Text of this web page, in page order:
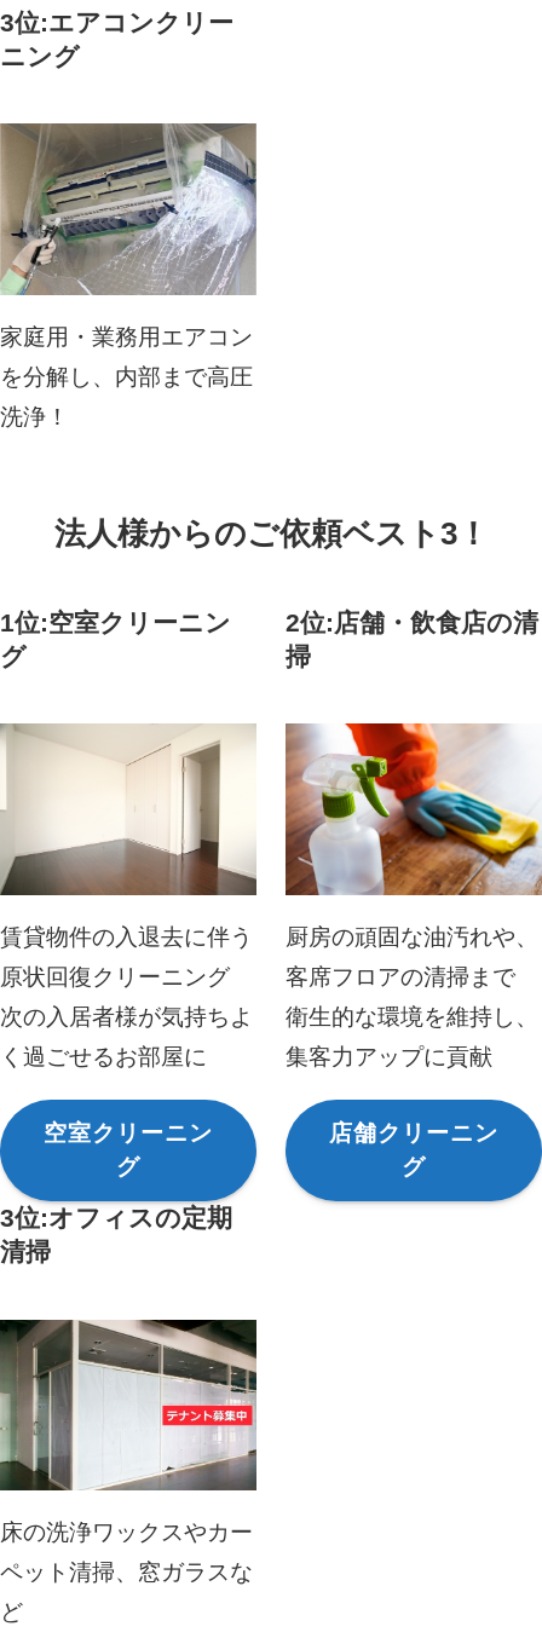
3位:エアコンクリー
ニング
家庭用・業務用エアコン
を分解し、内部まで高圧
洗浄！
法人様からのご依頼ベスト3！
1位:空室クリーニン
グ
賃貸物件の入退去に伴う
原状回復クリーニング
次の入居者様が気持ちよ
く過ごせるお部屋に
空室クリーニン
グ
2位:店舗・飲食店の清
掃
厨房の頑固な油汚れや、
客席フロアの清掃まで
衛生的な環境を維持し、
集客力アップに貢献
店舗クリーニン
グ
3位:オフィスの定期
清掃
床の洗浄ワックスやカー
ペット清掃、窓ガラスな
ど